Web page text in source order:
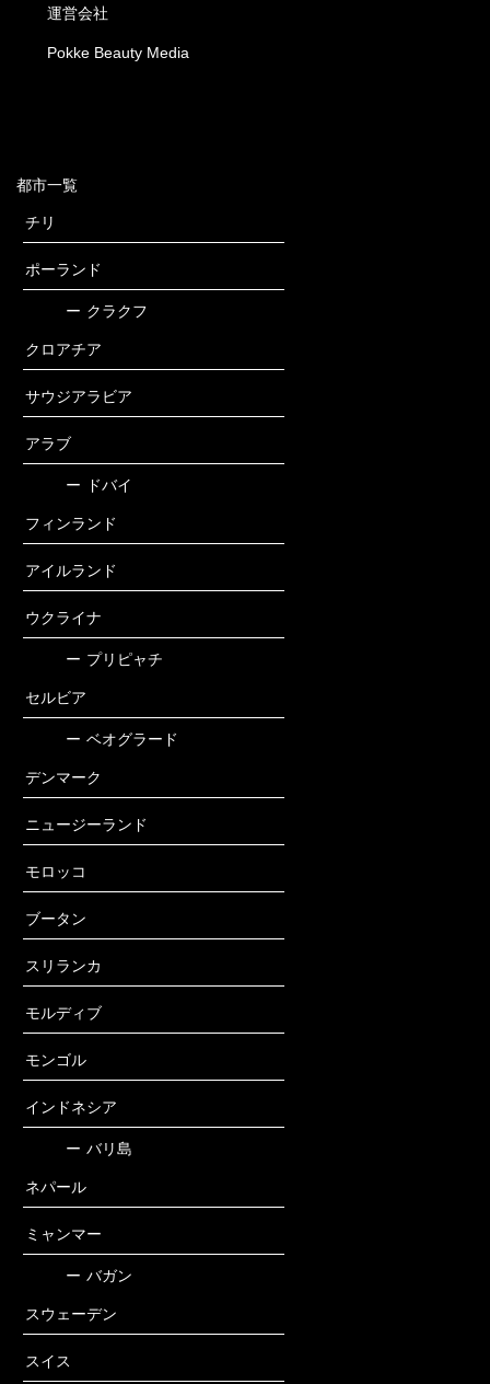
運営会社
Pokke Beauty Media
都市一覧
チリ
ポーランド
ー クラクフ
クロアチア
サウジアラビア
アラブ
ー ドバイ
フィンランド
アイルランド
ウクライナ
ー プリピャチ
セルビア
ー ベオグラード
デンマーク
ニュージーランド
モロッコ
ブータン
スリランカ
モルディブ
モンゴル
インドネシア
ー バリ島
ネパール
ミャンマー
ー バガン
スウェーデン
スイス